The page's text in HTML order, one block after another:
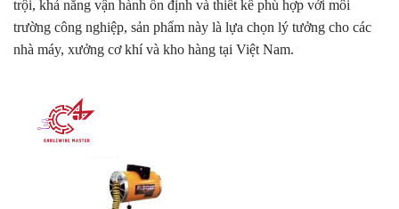
trội, khả năng vận hành ổn định và thiết kế phù hợp với môi
trường công nghiệp, sản phẩm này là lựa chọn lý tưởng cho các
nhà máy, xưởng cơ khí và kho hàng tại Việt Nam.